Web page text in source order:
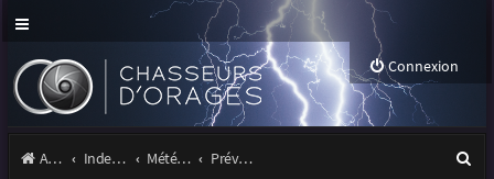
Connexion
Accueil Index du forum Météo et climatologie des orages Prévisions et suivis des orages